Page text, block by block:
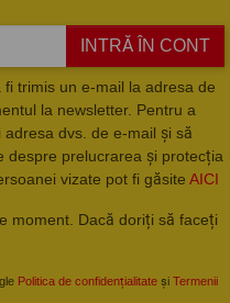
INTRĂ ÎN CONT
fi trimis un e-mail la adresa de
la newsletter. Pentru a
dvs. de e-mail și să
despre prelucrarea și protecția
vizate pot fi găsite AICI
moment. Dacă doriți să faceți
Politica de confidențialitate și Termenii